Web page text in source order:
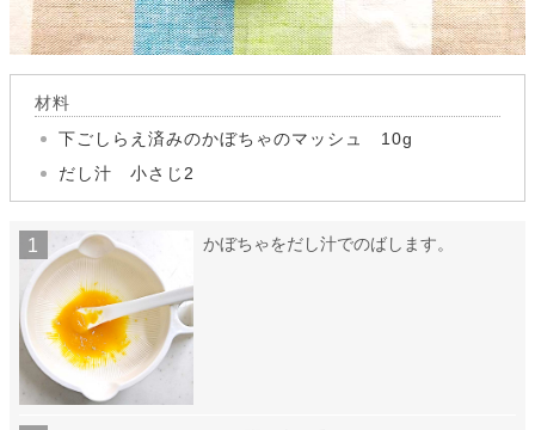
材料
下ごしらえ済みのかぼちゃのマッシュ 10g
だし汁 小さじ2
かぼちゃをだし汁でのばします。